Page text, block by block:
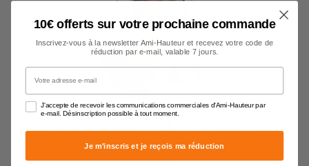
Une question ? Un conseil ?
Nos conseillers sont à votre
écoute !
10€ offerts sur votre prochaine commande
Inscrivez-vous à la newsletter Ami-Hauteur et recevez votre code de
réduction par e-mail, valable 7 jours.
Votre adresse e-mail
J'accepte de recevoir les communications commerciales d'Ami-Hauteur par
e-mail. Désinscription possible à tout moment.
Je m'inscris et je reçois ma réduction